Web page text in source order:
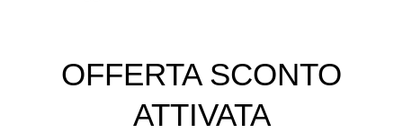
OFFERTA SCONTO
ATTIVATA